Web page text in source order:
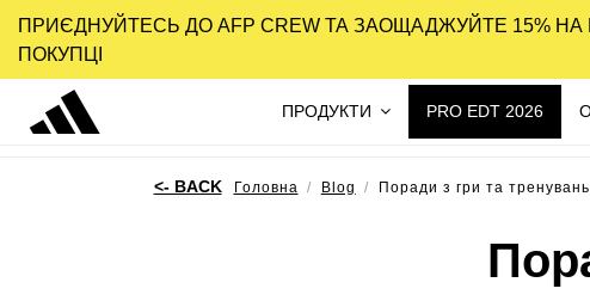
ПРИЄДНУЙТЕСЬ ДО AFP CREW ТА ЗАОЩАДЖУЙТЕ 15% НА
ПОКУПЦІ
ПРОДУКТИ PRO EDT 2026
Головна Blog Поради з гри та тренувань